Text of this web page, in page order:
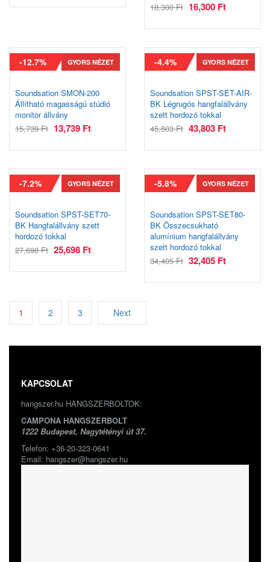
18,300Ft 16,300 Ft
-12.7% GYORS NÉZET
Soundsation SMON-200
Állítható magasságú stúdió
monitor állvány
15,739Ft 13,739 Ft
-4.4% GYORS NÉZET
Soundsation SPST-SET-AIR-
BK Légrugós hangfalállvány
szett hordozó tokkal
45,803Ft 43,803 Ft
-7.2% GYORS NÉZET
Soundsation SPST-SET70-
BK Hangfalállvány szett
hordozó tokkal
27,698Ft 25,698 Ft
-5.8% GYORS NÉZET
Soundsation SPST-SET80-
BK Összecsukható
alumínium hangfalállvány
szett hordozó tokkal
34,405Ft 32,405 Ft
1 2 3 Next
KAPCSOLAT
hangszer.hu HANGSZERBOLTOK:
CAMPONA HANGSZERBOLT
1222 Budapest, Nagytétényi út 37.
Telefon: +36-20-323-0641
Email: hangszer@hangszer.hu